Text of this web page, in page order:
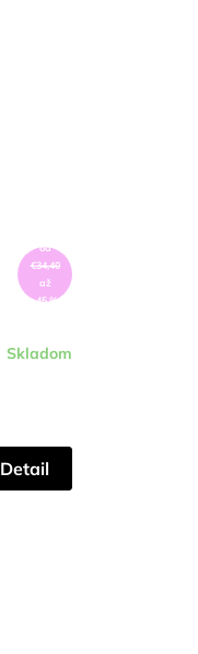
od
€34,40
až
–45 %
Skladom
Detail